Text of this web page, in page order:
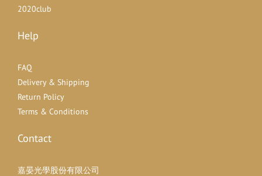
2020club
Help
FAQ
Delivery & Shipping
Return Policy
Terms & Conditions
Contact
嘉晏光學股份有限公司